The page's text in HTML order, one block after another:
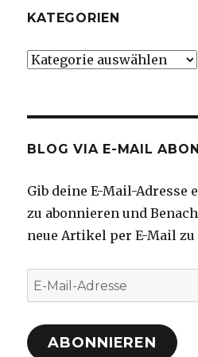
KATEGORIEN
Kategorien
BLOG VIA E-MAIL
Gib deine E-Mail-Adresse
zu abonnieren und
neue Artikel per E-Mail
E-
Mail-
Adresse
ABONNIEREN